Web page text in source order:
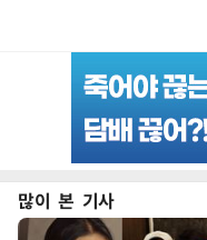
많이 본 기사